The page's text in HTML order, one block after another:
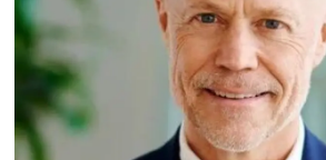
pakkereisedirektiv